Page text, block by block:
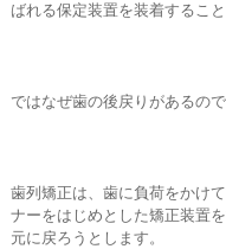
ばれる保定装置を装着するこ
ではなぜ歯の後戻りがあるので
歯列矯正は、歯に負荷をかけ
ナーをはじめとした矯正装置
元に戻ろうとします。